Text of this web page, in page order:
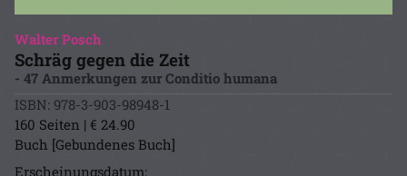
Walter Posch
Schräg gegen die Zeit
- 47 Anmerkungen zur Conditio humana
ISBN: 978-3-903-98948-1
160 Seiten | € 24.90
Buch [Gebundenes Buch]
Erscheinungsdatum: